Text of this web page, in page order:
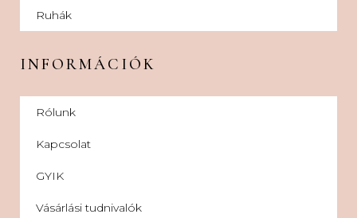
Ruhák
INFORMÁCIÓK
Rólunk
Kapcsolat
GYIK
Vásárlási tudnivalók